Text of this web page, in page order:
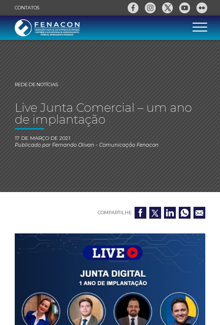
CONTATOS
REDE DE NOTÍCIAS
Live Junta Comercial – um ano
de implantação
17 DE MARÇO DE 2021
Publicado porFernando Olivan- Comunicação Fenacon
COMPARTILHE